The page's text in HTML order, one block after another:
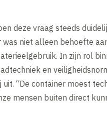
deze vraag steeds
was niet alleen behoefte
In zijn rol
en
uit. “De container moest
mensen buiten direct